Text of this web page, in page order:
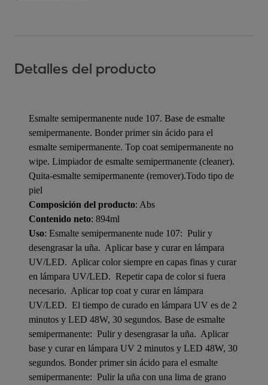
Detalles del producto
Esmalte semipermanente nude 107. Base de esmalte
semipermanente. Bonder primer sin ácido para el
esmalte semipermanente. Top coat semipermanente no
wipe. Limpiador de esmalte semipermanente (cleaner).
Quita-esmalte semipermanente (remover).Todo tipo de
piel
Composición del producto: Abs
Contenido neto: 894ml
Uso: Esmalte semipermanente nude 107:  Pulir y
desengrasar la uña.  Aplicar base y curar en lámpara
UV/LED.  Aplicar color siempre en capas finas y curar
en lámpara UV/LED.  Repetir capa de color si fuera
necesario.  Aplicar top coat y curar en lámpara
UV/LED.  El tiempo de curado en lámpara UV es de 2
minutos y LED 48W, 30 segundos. Base de esmalte
semipermanente:  Pulir y desengrasar la uña.  Aplicar
base y curar en lámpara UV 2 minutos y LED 48W, 30
segundos. Bonder primer sin ácido para el esmalte
semipermanente:  Pulir la uña con una lima de grano